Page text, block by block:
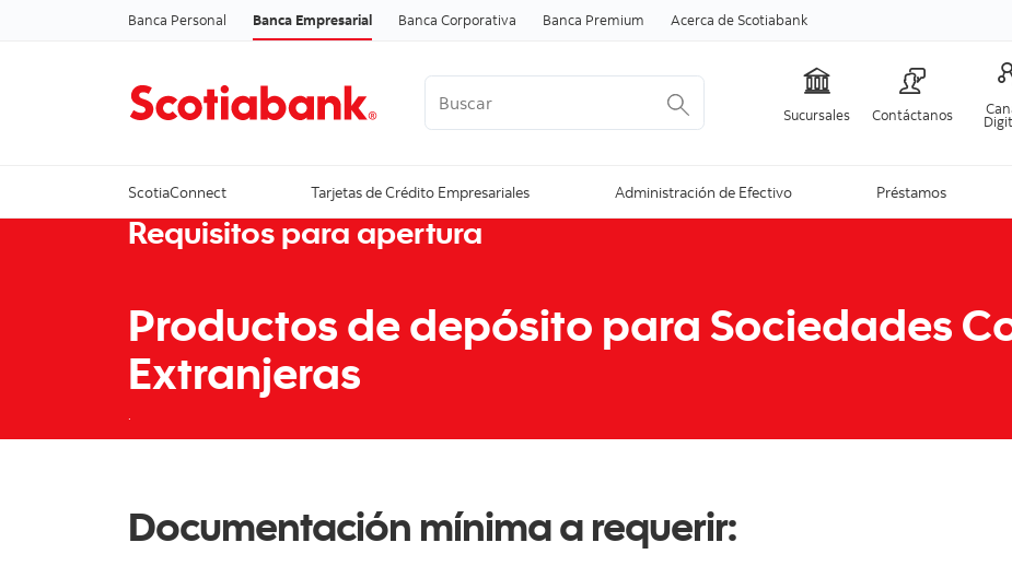
Skip to content
Banca Personal Banca Empresarial Banca Corporativa Banca Premium Acerca de Scotiabank
Sucursales Contáctanos
ScotiaConnect Tarjetas de Crédito Empresariales Administración de Efectivo Préstamos
Requisitos para apertura
Productos de depósito para Sociedades
Extranjeras
.
Documentación mínima a requerir: